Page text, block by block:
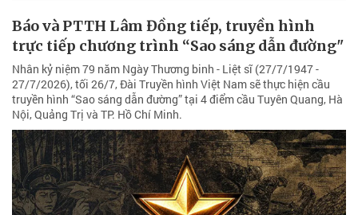
Báo và PTTH Lâm Đồng tiếp, truyền hình
trực tiếp chương trình “Sao sáng dẫn đường"
Nhân kỷ niệm 79 năm Ngày Thương binh - Liệt sĩ (27/7/1947 -
27/7/2026), tối 26/7, Đài Truyền hình Việt Nam sẽ thực hiện cầu
truyền hình “Sao sáng dẫn đường” tại 4 điểm cầu Tuyên Quang, Hà
Nội, Quảng Trị và TP. Hồ Chí Minh.